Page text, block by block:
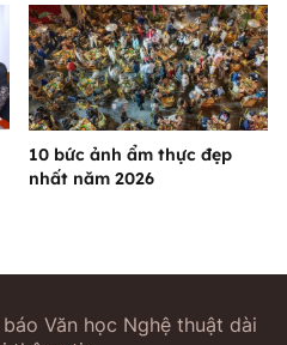
10 bức ảnh ẩm thực đẹp
nhất năm 2026
Văn học Nghệ thuật dài